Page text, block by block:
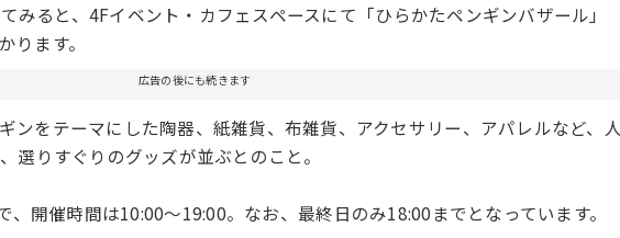
みると、4Fイベント・カフェスペースにて「ひらかたペンギンバザール」
ります。
広告の後にも続きます
ンをテーマにした陶器、紙雑貨、布雑貨、アクセサリー、アパレルなど、人
選りすぐりのグッズが並ぶとのこと。
開催時間は10:00～19:00。なお、最終日のみ18:00までとなっています。